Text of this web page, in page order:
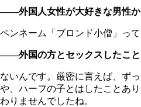
――外国人女性が大好きな男性か
ペンネーム「ブロンド小僧」っ
――外国の方とセックスしたこと
ないんです。厳密に言えば、ず
や、ハーフの子とはしたことあ
わりませんでしたね。